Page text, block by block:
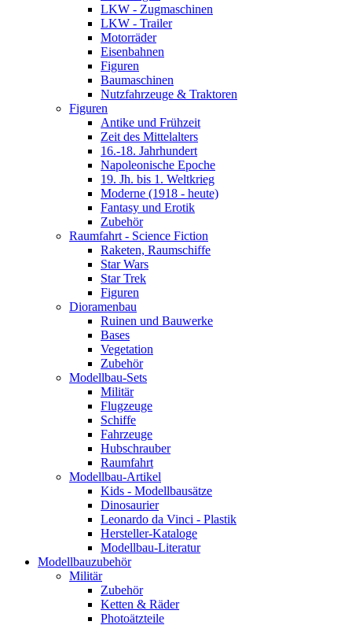
LKW - Zugmaschinen
LKW - Trailer
Motorräder
Eisenbahnen
Figuren
Baumaschinen
Nutzfahrzeuge & Traktoren
Figuren
Antike und Frühzeit
Zeit des Mittelalters
16.-18. Jahrhundert
Napoleonische Epoche
19. Jh. bis 1. Weltkrieg
Moderne (1918 - heute)
Fantasy und Erotik
Zubehör
Raumfahrt - Science Fiction
Raketen, Raumschiffe
Star Wars
Star Trek
Figuren
Dioramenbau
Ruinen und Bauwerke
Bases
Vegetation
Zubehör
Modellbau-Sets
Militär
Flugzeuge
Schiffe
Fahrzeuge
Hubschrauber
Raumfahrt
Modellbau-Artikel
Kids - Modellbausätze
Dinosaurier
Leonardo da Vinci - Plastik
Hersteller-Kataloge
Modellbau-Literatur
Modellbauzubehör
Militär
Zubehör
Ketten & Räder
Photoätzteile